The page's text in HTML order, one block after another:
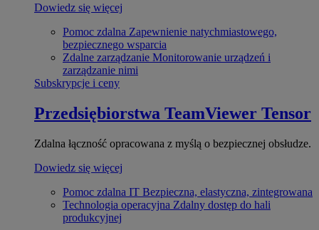
Dowiedz się więcej
Pomoc zdalna Zapewnienie natychmiastowego,
bezpiecznego wsparcia
Zdalne zarządzanie Monitorowanie urządzeń i
zarządzanie nimi
Subskrypcje i ceny
Przedsiębiorstwa TeamViewer Tensor
Zdalna łączność opracowana z myślą o bezpiecznej obsłudze.
Dowiedz się więcej
Pomoc zdalna IT Bezpieczna, elastyczna, zintegrowana
Technologia operacyjna Zdalny dostęp do hali
produkcyjnej